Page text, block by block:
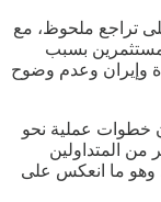
تراجع ملحوظ، مع
بسبب
وإيران وعدم وضوح
خطوات عملية نحو
من المتداولين
وهو ما انعكس على